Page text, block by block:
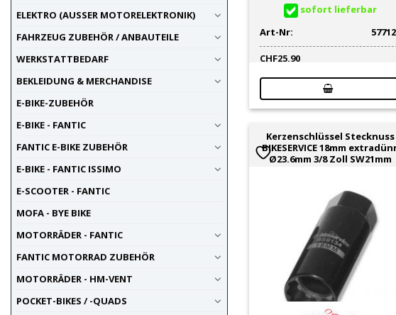
ELEKTRO (AUSSER MOTORELEKTRONIK)
FAHRZEUG ZUBEHÖR / ANBAUTEILE
WERKSTATTBEDARF
BEKLEIDUNG & MERCHANDISE
E-BIKE-ZUBEHÖR
E-BIKE - FANTIC
FANTIC E-BIKE ZUBEHÖR
E-BIKE - FANTIC ISSIMO
E-SCOOTER - FANTIC
MOFA - BYE BIKE
MOTORRÄDER - FANTIC
FANTIC MOTORRAD ZUBEHÖR
MOTORRÄDER - HM-VENT
POCKET-BIKES / -QUADS
sofort lieferbar
Art-Nr:
CHF25.90
Kerzenschlüssel Stecknuss
BIKESERVICE 18mm
Ø23.6mm 3/8 Zoll SW21mm